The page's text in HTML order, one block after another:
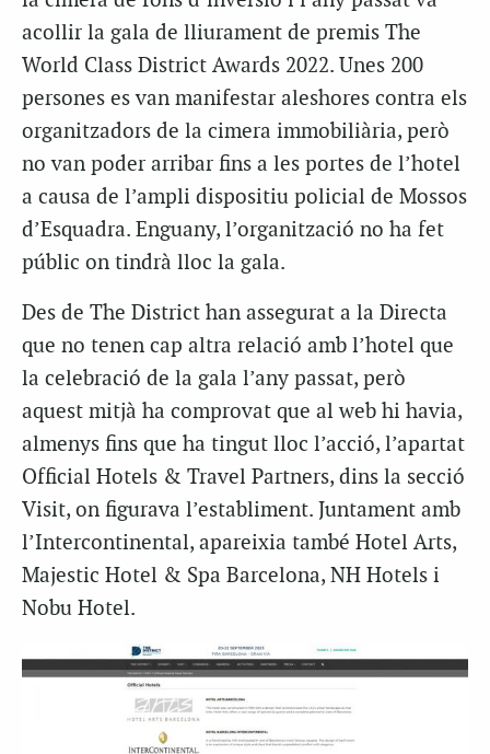
acollir la gala de lliurament de premis The
World Class District Awards 2022. Unes 200
persones es van manifestar aleshores contra els
organitzadors de la cimera immobiliària, però
no van poder arribar fins a les portes de l’hotel
a causa de l’ampli dispositiu policial de Mossos
d’Esquadra. Enguany, l’organització no ha fet
públic on tindrà lloc la gala.
Des de The District han assegurat a la Directa
que no tenen cap altra relació amb l’hotel que
la celebració de la gala l’any passat, però
aquest mitjà ha comprovat que al web hi havia,
almenys fins que ha tingut lloc l’acció, l’apartat
Official Hotels & Travel Partners, dins la secció
Visit, on figurava l’establiment. Juntament amb
l’Intercontinental, apareixia també Hotel Arts,
Majestic Hotel & Spa Barcelona, NH Hotels i
Nobu Hotel.